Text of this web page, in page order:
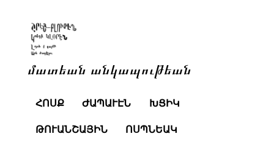
մատեան անկապութեան
ՀՈՍՔ ԺԱՊԱՒԷՆ ԽՑԻԿ
ԹՈՒԱՆՇԱՅԻՆ ՈՍՊՆԵԱԿ